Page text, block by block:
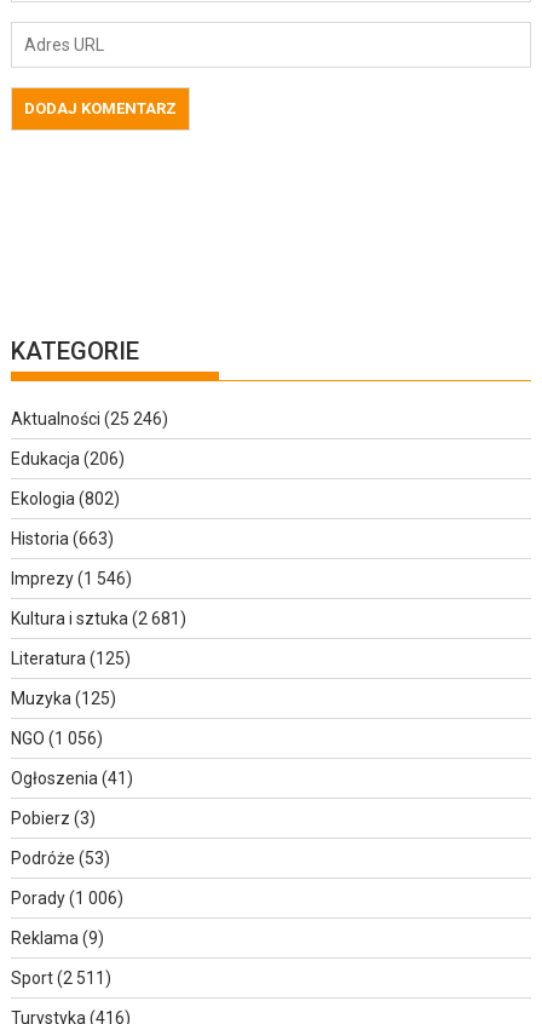
KATEGORIE
Aktualności (25 246)
Edukacja (206)
Ekologia (802)
Historia (663)
Imprezy(1 546)
Kultura i sztuka (2 681)
Literatura (125)
Muzyka (125)
NGO (1 056)
Ogłoszenia (41)
Pobierz (3)
Podróże (53)
Porady(1 006)
Reklama (9)
Sport(2 511)
Turystyka (416)